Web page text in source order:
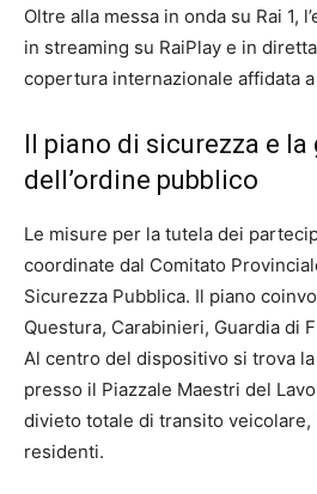
Oltre alla messa in onda su Rai 1,
in streaming su RaiPlay e in
copertura internazionale affidata a
Il piano di sicurezza e
dell’ordine pubblico
Le misure per la tutela dei
coordinate dal Comitato
Sicurezza Pubblica. Il piano
Questura, Carabinieri, Guardia di
Al centro del dispositivo si trova la
presso il Piazzale Maestri del
divieto totale di transito
residenti.